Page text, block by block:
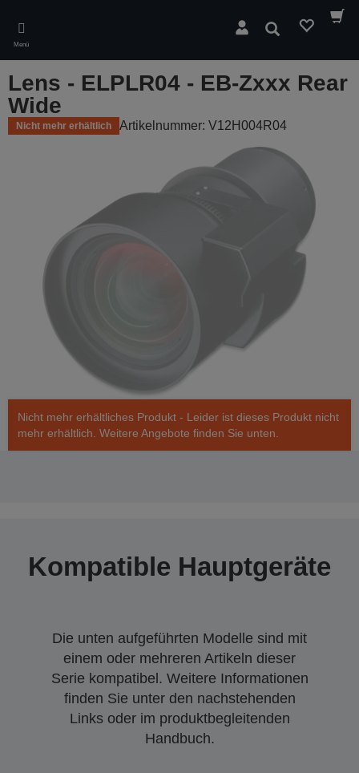
main
content
Menü
Suchen
Lens - ELPLR04 - EB-Zxxx Rear
Wide
Nicht mehr erhältlich Artikelnummer: V12H004R04
Nicht mehr erhältliches Produkt - Leider ist dieses Produkt nicht
mehr erhältlich. Weitere Angebote finden Sie unten.
Kompatible Hauptgeräte
Die unten aufgeführten Modelle sind mit
einem oder mehreren Artikeln dieser
Serie kompatibel. Weitere Informationen
finden Sie unter den nachstehenden
Links oder im produktbegleitenden
Handbuch.